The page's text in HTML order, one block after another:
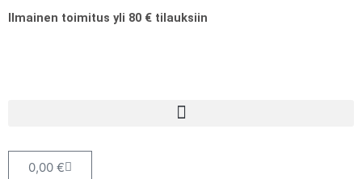
Ilmainen toimitus yli 80 € tilauksiin
0,00 €Cart